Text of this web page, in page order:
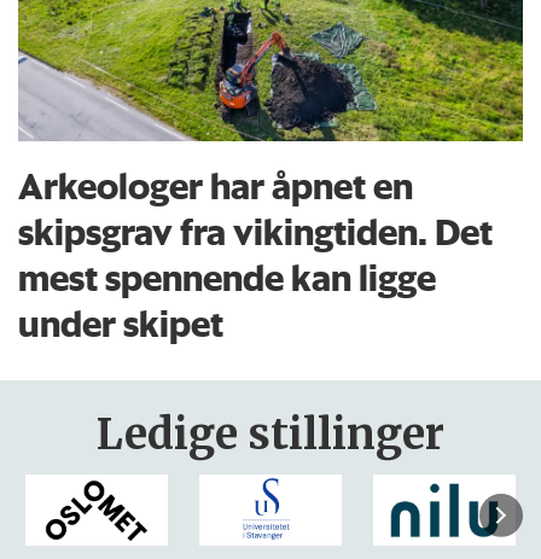
Arkeologer har åpnet en
skipsgrav fra vikingtiden. Det
mest spennende kan ligge
under skipet
Ledige stillinger